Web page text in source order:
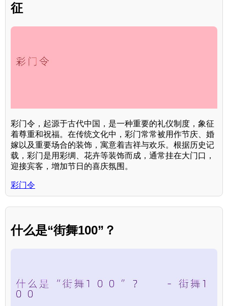
征
彩门令，起源于古代中国，是一种重要的礼仪制度，象征
着尊重和祝福。在传统文化中，彩门常常被用作节庆、婚
嫁以及重要场合的装饰，寓意着吉祥与欢乐。根据历史记
载，彩门是用彩绸、花卉等装饰而成，通常挂在大门口，
迎接宾客，增加节日的喜庆氛围。
彩门令
什么是“街舞100”？